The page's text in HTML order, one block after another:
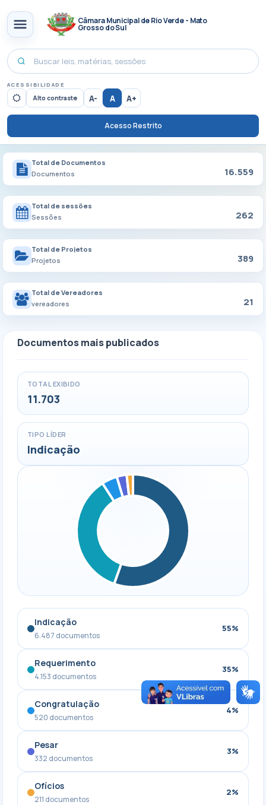
Câmara Municipal de Rio Verde - Mato
Grosso do Sul
ACESSIBILIDADE
Alto contraste A- A A+
Acesso Restrito
Total de Documentos
Documentos
16.559
Total de sessões
Sessões
262
Total de Projetos
Projetos
389
Total de Vereadores
vereadores
21
Documentos mais publicados
TOTAL EXIBIDO
11.703
TIPO LÍDER
Indicação
Indicação
6.487 documentos
55%
Requerimento
4.153 documentos
35%
Congratulação
520 documentos
4%
Pesar
332 documentos
3%
Ofícios
211 documentos
2%